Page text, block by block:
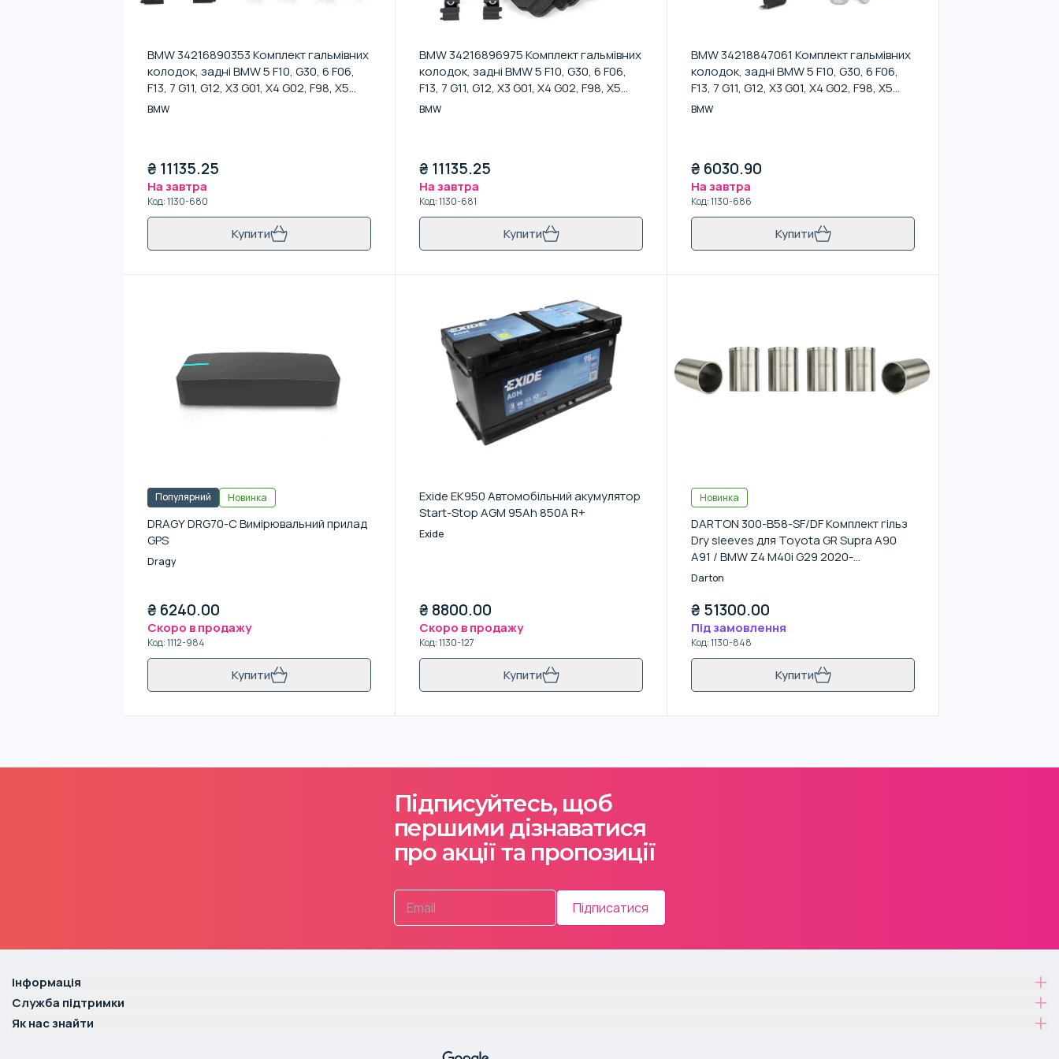
BMW 34216890353 Комплект гальмівних
колодок, задні BMW 5 F10, G30, 6 F06,
F13, 7 G11, G12, X3 G01, X4 G02, F98, X5
G05, F95, X6 G06, F96, X7 G07
BMW
₴ 11135.25
На завтра
Код:1130-680
Купити
BMW 34216896975 Комплект гальмівних
колодок, задні BMW 5 F10, G30, 6 F06,
F13, 7 G11, G12, X3 G01, X4 G02, F98, X5
G05, F95, X6 G06, F96, X7 G07
BMW
₴ 11135.25
На завтра
Код:1130-681
Купити
BMW 34218847061 Комплект гальмівних
колодок, задні BMW 5 F10, G30, 6 F06,
F13, 7 G11, G12, X3 G01, X4 G02, F98, X5
G05, F95, X6 G06, F96, X7 G07
BMW
₴ 6030.90
На завтра
Код:1130-686
Купити
Популярний Новинка
DRAGY DRG70-C Вимірювальний прилад
GPS
Dragy
₴ 6240.00
Скоро в продажу
Код:1112-984
Купити
Exide EK950 Автомобільний акумулятор
Start-Stop AGM 95Аh 850A R+
Exide
₴ 8800.00
Скоро в продажу
Код:1130-127
Купити
Новинка
DARTON 300-B58-SF/DF Комплект гільз
Dry sleeves для Toyota GR Supra A90
A91 / BMW Z4 M40i G29 2020-
(B58B30M1 / B58B30O1) 82-83 мм
Darton
₴ 51300.00
Під замовлення
Код:1130-848
Купити
Підписуйтесь, щоб
першими дізнаватися
про акції та пропозиції
Підписатися
Інформація
Служба підтримки
Як нас знайти